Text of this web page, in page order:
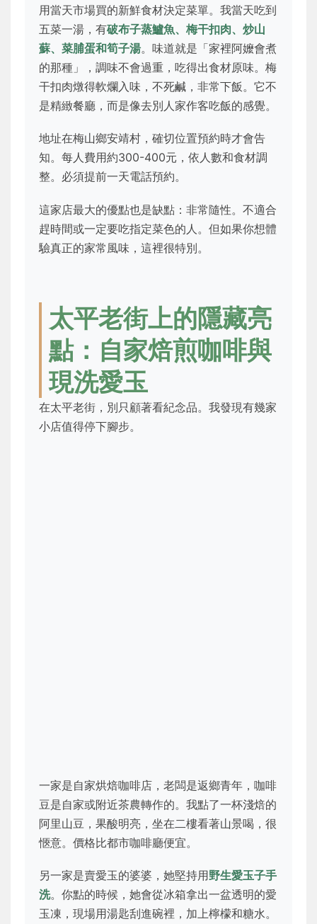
用當天市場買的新鮮食材決定菜單。我當天吃到
五菜一湯，有破布子蒸鱸魚、梅干扣肉、炒山
蘇、菜脯蛋和筍子湯。味道就是「家裡阿嬤會煮
的那種」，調味不會過重，吃得出食材原味。梅
干扣肉燉得軟爛入味，不死鹹，非常下飯。它不
是精緻餐廳，而是像去別人家作客吃飯的感覺。
地址在梅山鄉安靖村，確切位置預約時才會告
知。每人費用約300-400元，依人數和食材調
整。必須提前一天電話預約。
這家店最大的優點也是缺點：非常隨性。不適合
趕時間或一定要吃指定菜色的人。但如果你想體
驗真正的家常風味，這裡很特別。
太平老街上的隱藏亮
點：自家焙煎咖啡與
現洗愛玉
在太平老街，別只顧著看紀念品。我發現有幾家
小店值得停下腳步。
一家是自家烘焙咖啡店，老闆是返鄉青年，咖啡
豆是自家或附近茶農轉作的。我點了一杯淺焙的
阿里山豆，果酸明亮，坐在二樓看著山景喝，很
愜意。價格比都市咖啡廳便宜。
另一家是賣愛玉的婆婆，她堅持用野生愛玉子手
洗。你點的時候，她會從冰箱拿出一盆透明的愛
玉凍，現場用湯匙刮進碗裡，加上檸檬和糖水。